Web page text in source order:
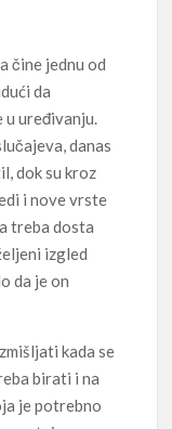
čine jednu od
da
u uređivanju.
danas
dok su kroz
i nove vrste
treba dosta
izgled
da je on
kada se
birati i na
je potrebno